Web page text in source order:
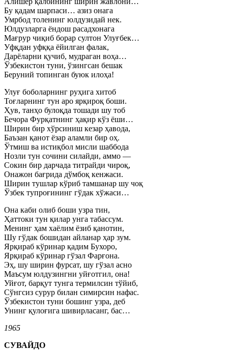
Бу қадам шарпаси… азиз онага
Умрбод толенинг юлдузидай нек.
Юлдузларга ёндош расадхонага
Мағрур чиқиб борар султон Улуғбек…
Уфқдан уфққа ёйилган фалак,
Дарёларни қучиб, мудраган воҳа…
Ўзбекистон туни, ўзингсан бешак
Беруний топинган буюк илоҳа!
Улуғ боболарнинг руҳига хитоб
Тоғларнинг тун аро ярқироқ боши.
Ҳув, танҳо булоқда тошади шу тоб
Бечора Фурқатнинг ҳақир кўз ёши…
Ширин бир хўрсиниш кезар ҳавода,
Баъзан қанот ёзар аламли бир оҳ.
Ўтмиш ва истиқбол мисли шаббода
Нозли тун сочини силайди, аммо —
Сокин бир дарчада титрайди чироқ,
Онажон бағрида дўмбоқ кенжаси.
Ширин тушлар кўриб тамшанар шу чоқ
Ўзбек тупроғининг гўдак хўжаси…
Она каби олиб боши узра тин,
Ҳаттоки тун қилар унга табассум.
Менинг ҳам хаёлим ёзиб қанотин,
Шу гўдак бошидан айланар ҳар зум.
Ярқираб кўринар қадим Бухоро,
Ярқираб кўринар гўзал Фарғона.
Эҳ, шу ширин фурсат, шу гўзал асно
Маъсум юлдузингни уйғотгил, она!
Уйғот, барқут тунга термилсин тўйиб,
Сўнгсиз сурур билан симирсин нафас.
Ўзбекистон туни бошинг узра, деб
Унинг қулоғига шивирласанг, бас…
1965
СУВАЙДО